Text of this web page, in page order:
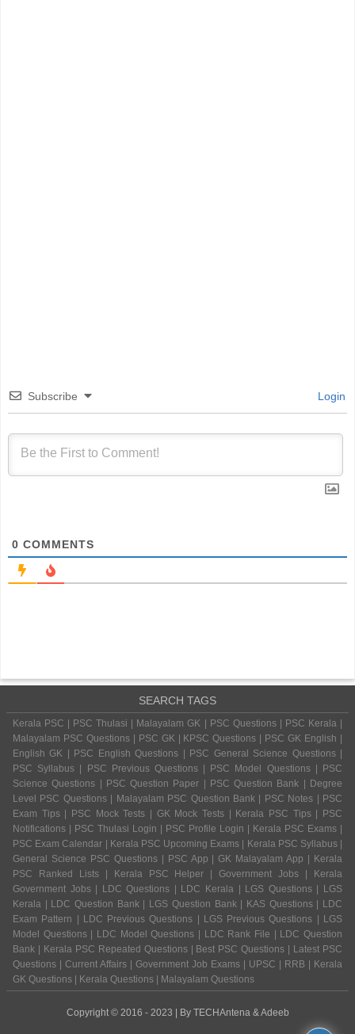
Subscribe Login
0 COMMENTS
SEARCH TAGS
Kerala PSC | PSC Thulasi | Malayalam GK | PSC Questions | PSC Kerala |
Malayalam PSC Questions | PSC GK | KPSC Questions | PSC GK English |
English GK | PSC English Questions | PSC General Science Questions |
PSC Syllabus | PSC Previous Questions | PSC Model Questions | PSC
Science Questions | PSC Question Paper | PSC Question Bank | Degree
Level PSC Questions | Malayalam PSC Question Bank | PSC Notes | PSC
Exam Tips | PSC Mock Tests | GK Mock Tests | Kerala PSC Tips | PSC
Notifications | PSC Thulasi Login | PSC Profile Login | Kerala PSC Exams |
PSC Exam Calendar | Kerala PSC Upcoming Exams | Kerala PSC Syllabus |
General Science PSC Questions | PSC App | GK Malayalam App | Kerala
PSC Ranked Lists | Kerala PSC Helper | Government Jobs | Kerala
Government Jobs | LDC Questions | LDC Kerala | LGS Questions | LGS
Kerala | LDC Question Bank | LGS Question Bank | KAS Questions | LDC
Exam Pattern | LDC Previous Questions | LGS Previous Questions | LGS
Model Questions | LDC Model Questions | LDC Rank File | LDC Question
Bank | Kerala PSC Repeated Questions | Best PSC Questions | Latest PSC
Questions | Current Affairs | Government Job Exams | UPSC | RRB | Kerala
GK Questions | Kerala Questions | Malayalam Questions
Copyright © 2016 - 2023 | By TECHAntena & Adeeb